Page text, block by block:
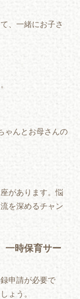
、一緒にお子さ
ゃんとお母さんの
があります。悩
を深めるチャン
一時保育サー
申請が必要で
ょう。